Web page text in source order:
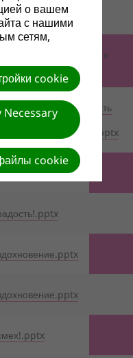
файлом в формате
Учитесь управлять
о вашем
с нашими
сетям,
cookie
cookie